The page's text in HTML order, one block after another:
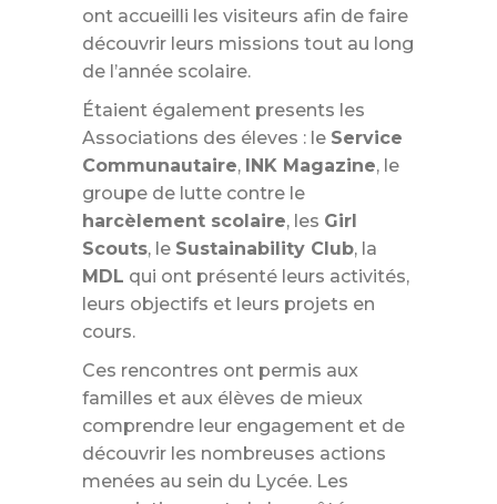
ont accueilli les visiteurs afin de faire
découvrir leurs missions tout au long
de l’année scolaire.
Étaient également presents les
Associations des éleves : le Service
Communautaire, INK Magazine, le
groupe de lutte contre le
harcèlement scolaire, les Girl
Scouts, le Sustainability Club, la
MDL qui ont présenté leurs activités,
leurs objectifs et leurs projets en
cours.
Ces rencontres ont permis aux
familles et aux élèves de mieux
comprendre leur engagement et de
découvrir les nombreuses actions
menées au sein du Lycée. Les